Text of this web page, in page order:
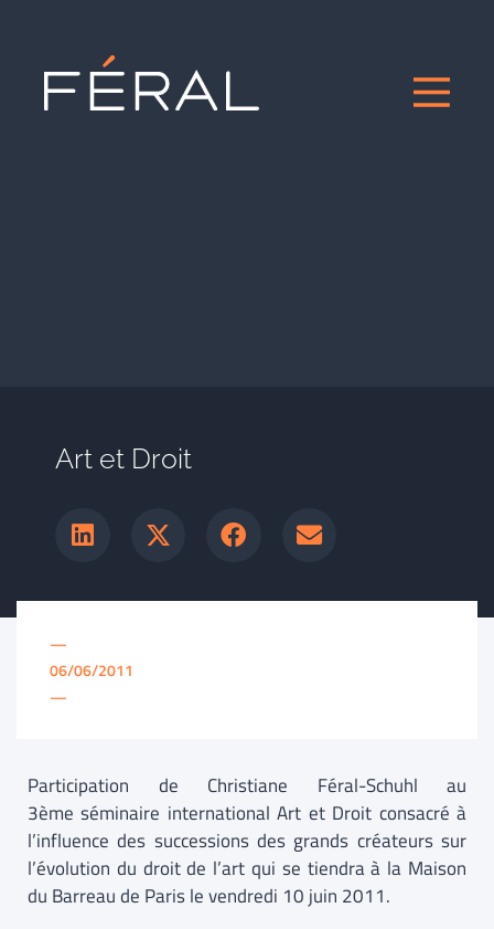
Art et Droit
—
06/06/2011
—
Participation de Christiane Féral-Schuhl au
3ème séminaire international Art et Droit consacré à
l’influence des successions des grands créateurs sur
l’évolution du droit de l’art qui se tiendra à la Maison
du Barreau de Paris le vendredi 10 juin 2011.